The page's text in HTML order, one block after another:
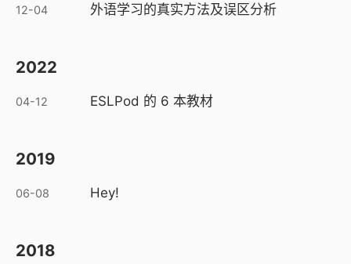
12-04 外语学习的真实方法及误区分析
2022
04-12 ESLPod 的 6 本教材
2019
06-08 Hey!
2018